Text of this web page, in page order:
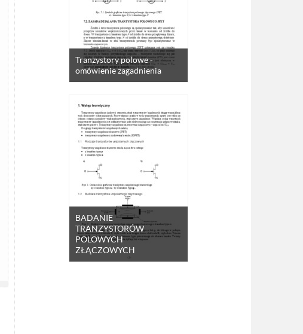
Tranzystory polowe -
omówienie zagadnienia
BADANIE
TRANZYSTORÓW
POLOWYCH
ZŁĄCZOWYCH